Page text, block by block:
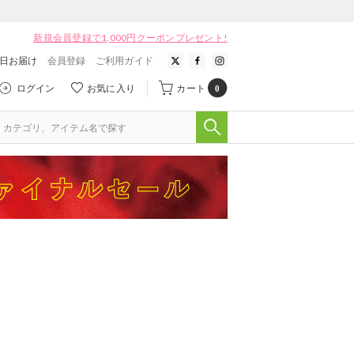
新規会員登録で1,000円クーポンプレゼント!
お届け
会員登録 ご利用ガイド
ログイン お気に入り カート 0